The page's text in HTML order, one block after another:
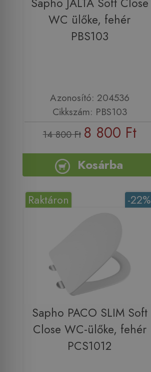
Sapho JALTA Soft Close
WC ülőke, fehér
PBS103
Azonosító: 204536
Cikkszám: PBS103
14 800 Ft 8 800 Ft
Kosárba
-22%
Raktáron
Sapho PACO SLIM Soft
Close WC-ülőke, fehér
PCS1012